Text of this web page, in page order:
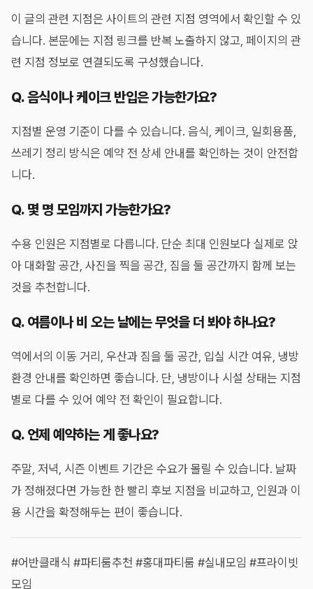
이 글의 관련 지점은 사이트의 관련 지점 영역에서 확인할 수 있
습니다. 본문에는 지점 링크를 반복 노출하지 않고, 페이지의 관
련 지점 정보로 연결되도록 구성했습니다.
Q. 음식이나 케이크 반입은 가능한가요?
지점별 운영 기준이 다를 수 있습니다. 음식, 케이크, 일회용품,
쓰레기 정리 방식은 예약 전 상세 안내를 확인하는 것이 안전합
니다.
Q. 몇 명 모임까지 가능한가요?
수용 인원은 지점별로 다릅니다. 단순 최대 인원보다 실제로 앉
아 대화할 공간, 사진을 찍을 공간, 짐을 둘 공간까지 함께 보는
것을 추천합니다.
Q. 여름이나 비 오는 날에는 무엇을 더 봐야 하나요?
역에서의 이동 거리, 우산과 짐을 둘 공간, 입실 시간 여유, 냉방
환경 안내를 확인하면 좋습니다. 단, 냉방이나 시설 상태는 지점
별로 다를 수 있어 예약 전 확인이 필요합니다.
Q. 언제 예약하는 게 좋나요?
주말, 저녁, 시즌 이벤트 기간은 수요가 몰릴 수 있습니다. 날짜
가 정해졌다면 가능한 한 빨리 후보 지점을 비교하고, 인원과 이
용 시간을 확정해두는 편이 좋습니다.
#어반클래식 #파티룸추천 #홍대파티룸 #실내모임 #프라이빗
모임